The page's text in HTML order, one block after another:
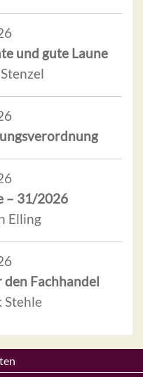
und gute Laune
– 31/2026
Elling
Fachhandel